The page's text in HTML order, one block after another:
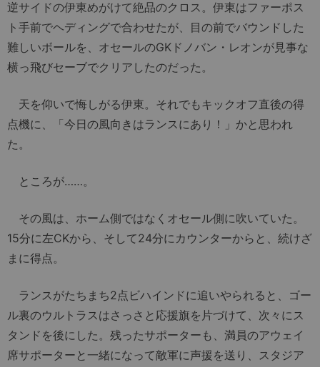
逆サイドの伊東めがけて絶品のクロス。伊東はファーポス
ト手前でヘディングで合わせたが、目の前でバウンドした
難しいボールを、オセールのGKドノバン・レオンが見事な
横っ飛びセーブでクリアしたのだった。
天を仰いで悔しがる伊東。それでもキックオフ直後の得
点機に、「今日の風向きはランスにあり！」かと思われ
た。
ところが……。
その風は、ホーム側ではなくオセール側に吹いていた。
15分に左CKから、そして24分にカウンターからと、続けざ
まに得点。
ランスがたちまち2点ビハインドに追いやられると、ゴー
ル裏のウルトラスはさっさと応援旗を片づけて、次々にス
タンドを後にした。残ったサポーターも、満員のアウェイ
席サポーターと一緒になって敵軍に声援を送り、スタジア